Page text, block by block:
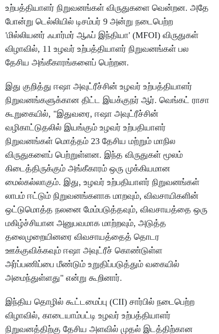
உற்பத்தியாளர் நிறுவனங்கள் விருதுகளை வென்றன. அதே
போன்று டெல்லியில் டிசம்பர் 9 அன்று நடைபெற்ற
'மில்லியனர் ஃபார்மர் ஆஃப் இந்தியா' (MFOI) விருதுகள்
விழாவில், 11 உழவர் உற்பத்தியாளர் நிறுவனங்கள் பல
தேசிய அங்கீகாரங்களைப் பெற்றன.
இது குறித்து ஈஷா அவுட்ரீச்சின் உழவர் உற்பத்தியாளர்
நிறுவனங்களுக்கான திட்ட இயக்குநர் ஆர். வெங்கட் ராசா
கூறுகையில், "இதுவரை, ஈஷா அவுட்ரீச்சின்
வழிகாட்டுதலில் இயங்கும் உழவர் உற்பதியாளர்
நிறுவனங்கள் மொத்தம் 23 தேசிய மற்றும் மாநில
விருதுகளைப் பெற்றுள்ளன. இந்த விருதுகள் மூலம்
கிடைத்திருக்கும் அங்கீகாரம் ஒரு முக்கியமான
மைல்கல்லாகும். இது, உழவர் உற்பதியாளர் நிறுவனங்கள்
லாபம் ஈட்டும் நிறுவனங்களாக மாறவும், விவசாயிகளின்
ஒட்டுமொத்த நலனை மேம்படுத்தவும், விவசாயத்தை ஒரு
மகிழ்ச்சியான அனுபவமாக மாற்றவும், அடுத்த
தலைமுறையினரை விவசாயத்தைத் தொடர
ஊக்குவிக்கவும் ஈஷா அவுட்ரீச் கொண்டுள்ள
அர்ப்பணிப்பை மீண்டும் உறுதிப்படுத்தும் வகையில்
அமைந்துள்ளது" என்று கூறினார்.
இந்திய தொழில் கூட்டமைப்பு (CII) சார்பில் நடைபெற்ற
விழாவில், காடையாம்பட்டி உழவர் உற்பத்தியாளர்
நிறுவனத்திற்கு தேசிய அளவில் முதல் இடத்திற்கான